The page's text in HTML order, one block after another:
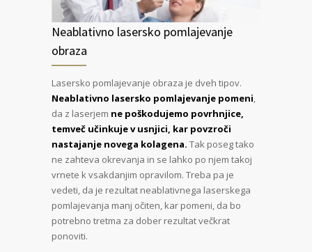
Neablativno lasersko pomlajevanje
obraza
Lasersko pomlajevanje obraza je dveh tipov.
Neablativno lasersko pomlajevanje pomeni
da z laserjem ne poškodujemo povrhnjice,
temveč učinkuje v usnjici, kar povzroči
nastajanje novega kolagena. Tak poseg tako
ne zahteva okrevanja in se lahko po njem takoj
vrnete k vsakdanjim opravilom. Treba pa je
vedeti, da je rezultat neablativnega laserskega
pomlajevanja manj očiten, kar pomeni, da bo
potrebno tretma za dober rezultat večkrat
ponoviti.